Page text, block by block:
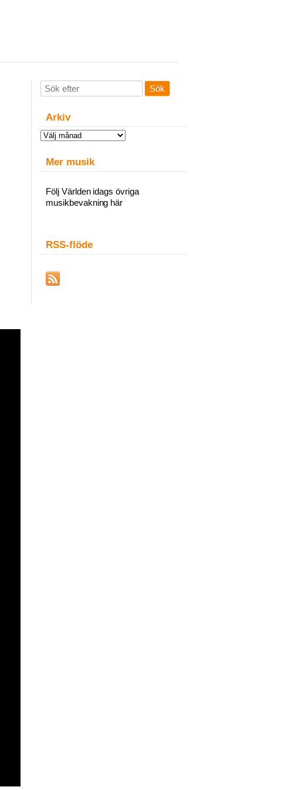
Arkiv
Arkiv
Mer musik
Följ Världen idags övriga
musikbevakning här
RSS-flöde